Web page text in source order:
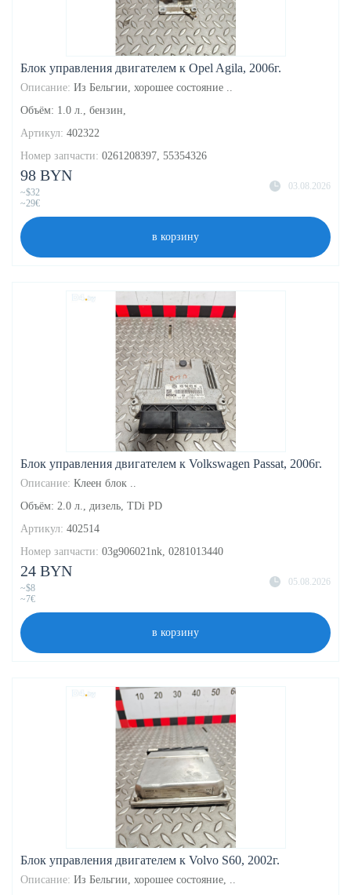
Блок управления двигателем к Opel Agila, 2006г.
Описание: Из Бельгии, хорошее состояние ..
Объём: 1.0 л., бензин,
Артикул: 402322
Номер запчасти: 0261208397, 55354326
03.08.2026
98 BYN
~$32
~29€
в корзину
Блок управления двигателем к Volkswagen Passat, 2006г.
Описание: Клеен блок ..
Объём: 2.0 л., дизель, TDi PD
Артикул: 402514
Номер запчасти: 03g906021nk, 0281013440
05.08.2026
24 BYN
~$8
~7€
в корзину
Блок управления двигателем к Volvo S60, 2002г.
Описание: Из Бельгии, хорошее состояние, ..